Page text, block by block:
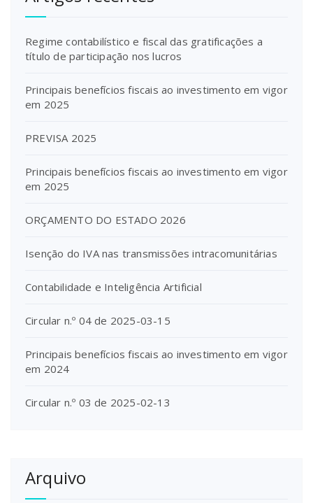
Regime contabilístico e fiscal das gratificações a
título de participação nos lucros
Principais benefícios fiscais ao investimento em vigor
em 2025
PREVISA 2025
Principais benefícios fiscais ao investimento em vigor
em 2025
ORÇAMENTO DO ESTADO 2026
Isenção do IVA nas transmissões intracomunitárias
Contabilidade e Inteligência Artificial
Circular n.º 04 de 2025-03-15
Principais benefícios fiscais ao investimento em vigor
em 2024
Circular n.º 03 de 2025-02-13
Arquivo